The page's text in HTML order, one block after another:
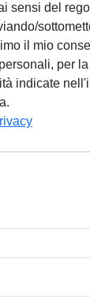
sensi del
il mio
per
indicate